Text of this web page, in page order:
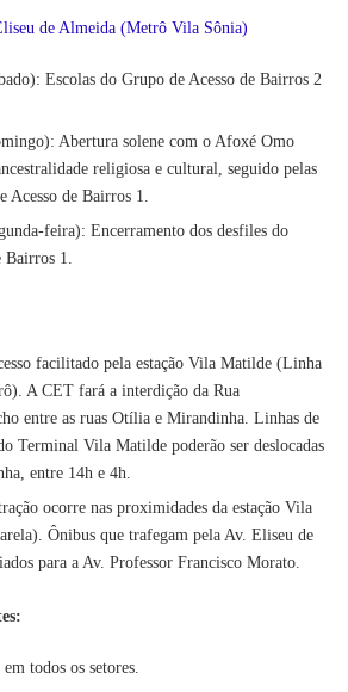
de Almeida (Metrô Vila Sônia)
Escolas do Grupo de Acesso de Bairros 2
Abertura solene com o Afoxé Omo
religiosa e cultural, seguido pelas
Acesso de Bairros 1.
feira): Encerramento dos desfiles do
Bairros 1.
facilitado pela estação Vila Matilde (Linha
A CET fará a interdição da Rua
entre as ruas Otília e Mirandinha. Linhas de
Terminal Vila Matilde poderão ser deslocadas
entre 14h e 4h.
ocorre nas proximidades da estação Vila
Ônibus que trafegam pela Av. Eliseu de
para a Av. Professor Francisco Morato.
todos os setores.